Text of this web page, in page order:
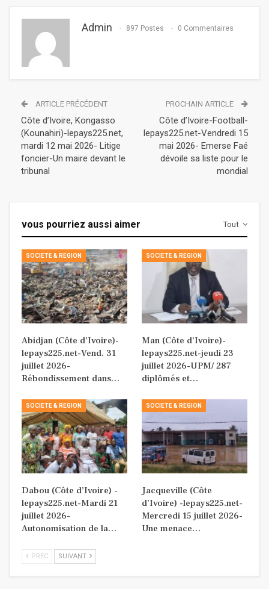
Admin 897 Postes 0 Commentaires
ARTICLE PRÉCÉDENT
Côte d’Ivoire, Kongasso
(Kounahiri)-lepays225.net,
mardi 12 mai 2026- Litige
foncier-Un maire devant le
tribunal
PROCHAIN ARTICLE
Côte d’Ivoire-Football-
lepays225.net-Vendredi 15
mai 2026- Emerse Faé
dévoile sa liste pour le
mondial
Tout
vous pourriez aussi aimer
SOCIETE & REGION
Abidjan (Côte d’Ivoire)-
lepays225.net-Vend. 31
juillet 2026-
Rébondissement dans…
SOCIETE & REGION
Man (Côte d’Ivoire)-
lepays225.net-jeudi 23
juillet 2026-UPM/ 287
diplômés et…
SOCIETE & REGION
Dabou (Côte d’Ivoire) -
lepays225.net-Mardi 21
juillet 2026-
Autonomisation de la…
SOCIETE & REGION
Jacqueville (Côte
d’Ivoire) -lepays225.net-
Mercredi 15 juillet 2026-
Une menace…
PREC SUIVANT